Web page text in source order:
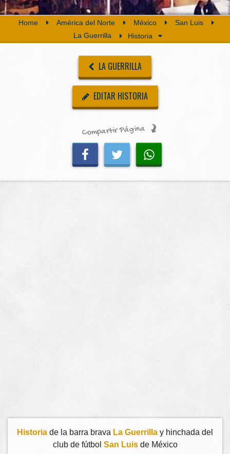
Home América del Norte México
San Luis
La Guerrilla
Historia
LA GUERRILLA
EDITAR HISTORIA
Compartir Página
Historia de la barra brava La Guerrilla y hinchada del
club de fútbol San Luisde México